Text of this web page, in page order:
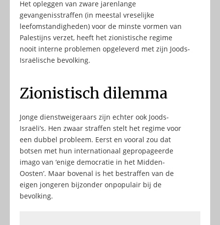
Het opleggen van zware jarenlange
gevangenisstraffen (in meestal vreselijke
leefomstandigheden) voor de minste vormen van
Palestijns verzet, heeft het zionistische regime
nooit interne problemen opgeleverd met zijn Joods-
Israëlische bevolking.
Zionistisch dilemma
Jonge dienstweigeraars zijn echter ook Joods-
Israëli’s. Hen zwaar straffen stelt het regime voor
een dubbel probleem. Eerst en vooral zou dat
botsen met hun internationaal gepropageerde
imago van ‘enige democratie in het Midden-
Oosten’. Maar bovenal is het bestraffen van de
eigen jongeren bijzonder onpopulair bij de
bevolking.